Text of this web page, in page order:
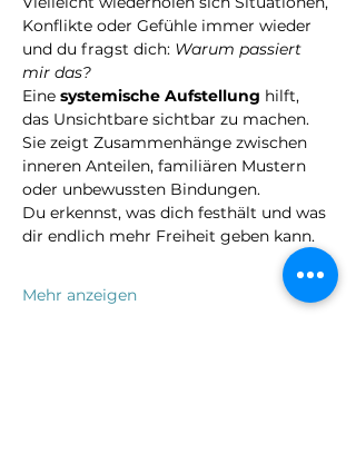
Konflikte oder Gefühle immer wieder
und du fragst dich: Warum passiert
mir das?
Eine systemische Aufstellung hilft,
das Unsichtbare sichtbar zu machen.
Sie zeigt Zusammenhänge zwischen
inneren Anteilen, familiären Mustern
oder unbewussten Bindungen.
Du erkennst, was dich festhält und was
dir endlich mehr Freiheit geben kann.
Mehr anzeigen